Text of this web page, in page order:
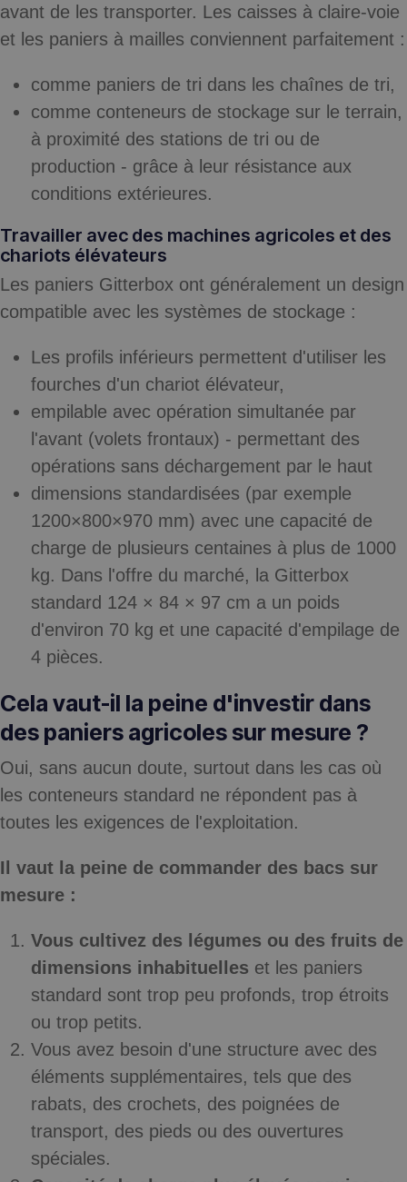
avant de les transporter. Les caisses à claire-voie
et les paniers à mailles conviennent parfaitement :
comme paniers de tri dans les chaînes de tri,
comme conteneurs de stockage sur le terrain,
à proximité des stations de tri ou de
production - grâce à leur résistance aux
conditions extérieures.
Travailler avec des machines agricoles et des
chariots élévateurs
Les paniers Gitterbox ont généralement un design
compatible avec les systèmes de stockage :
Les profils inférieurs permettent d'utiliser les
fourches d'un chariot élévateur,
empilable avec opération simultanée par
l'avant (volets frontaux) - permettant des
opérations sans déchargement par le haut
dimensions standardisées (par exemple
1200×800×970 mm) avec une capacité de
charge de plusieurs centaines à plus de 1000
kg. Dans l'offre du marché, la Gitterbox
standard 124 × 84 × 97 cm a un poids
d'environ 70 kg et une capacité d'empilage de
4 pièces.
Cela vaut-il la peine d'investir dans
des paniers agricoles sur mesure ?
Oui, sans aucun doute, surtout dans les cas où
les conteneurs standard ne répondent pas à
toutes les exigences de l'exploitation.
Il vaut la peine de commander des bacs sur
mesure :
Vous cultivez des légumes ou des fruits de
dimensions inhabituelles et les paniers
standard sont trop peu profonds, trop étroits
ou trop petits.
Vous avez besoin d'une structure avec des
éléments supplémentaires, tels que des
rabats, des crochets, des poignées de
transport, des pieds ou des ouvertures
spéciales.